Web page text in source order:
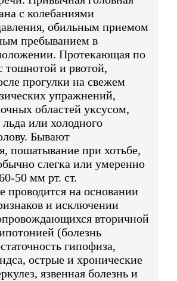
с колебаниями
обильным приемом
пребыванием в
Протекающая по
тошнотой и рвотой,
прогулки на свежем
упражнений,
областей уксусом,
или холодного
Бывают
пошатывание при хотьбе,
слегка или умеренно
50 мм рт. ст.
проводится на основании
и исключении
вторичной
(болезнь
гипофиза,
острые и хронические
язвенная болезнь и